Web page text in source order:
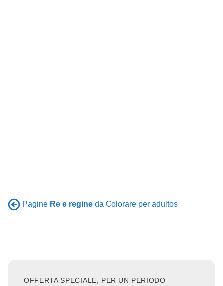
Pagine Re e regine da Colorare per adultos
OFFERTA SPECIALE, PER UN PERIODO